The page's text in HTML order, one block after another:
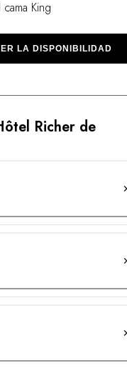
Richer de
cama King
LA DISPONIBILIDAD